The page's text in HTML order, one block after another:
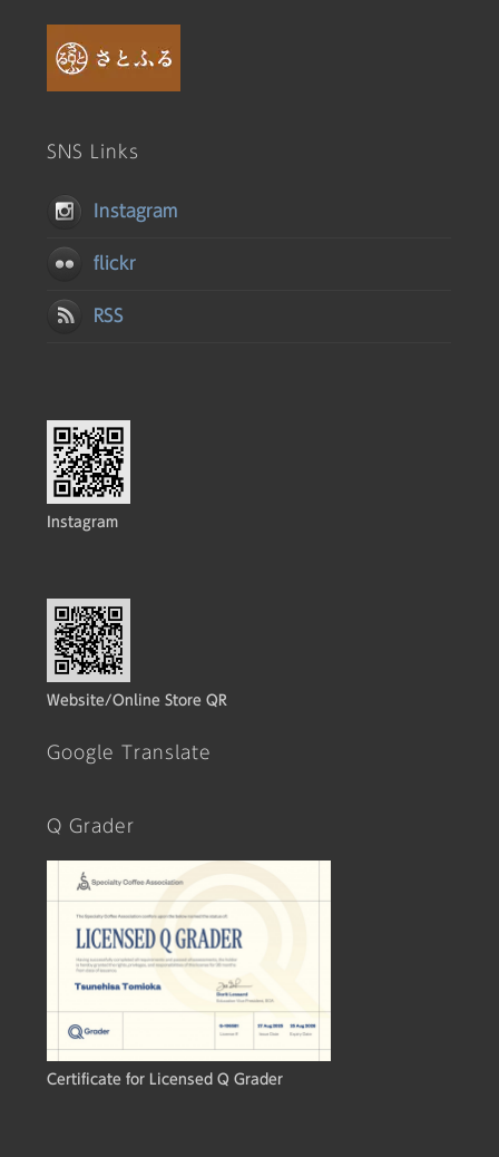
SNS Links
Instagram
flickr
RSS
Instagram
Website/Online Store QR
Google Translate
Q Grader
Certificate for Licensed Q Grader